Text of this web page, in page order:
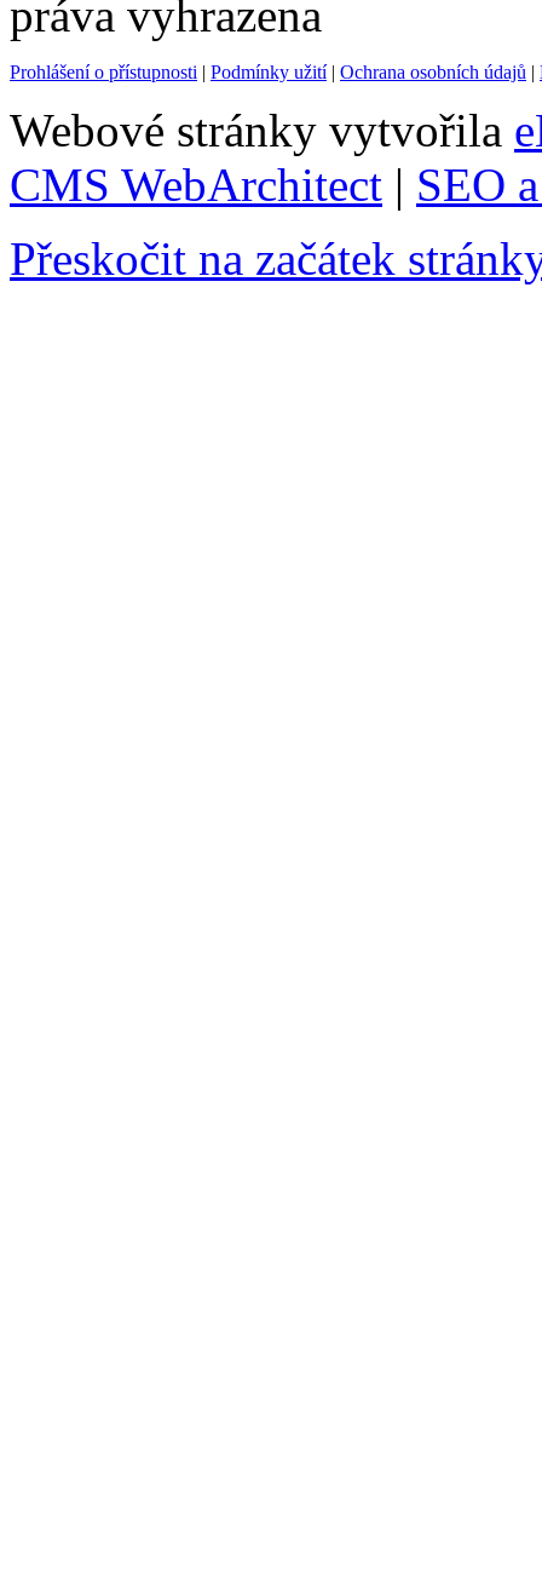
práva vyhrazena
Prohlášení o přístupnosti | Podmínky užití| Ochrana osobních údajů |
Webové stránky vytvořila
CMS WebArchitect | SEO
Přeskočit na začátek